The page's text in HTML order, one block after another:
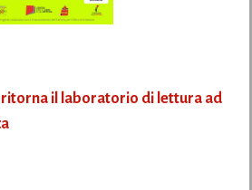
il laboratorio di lettura ad